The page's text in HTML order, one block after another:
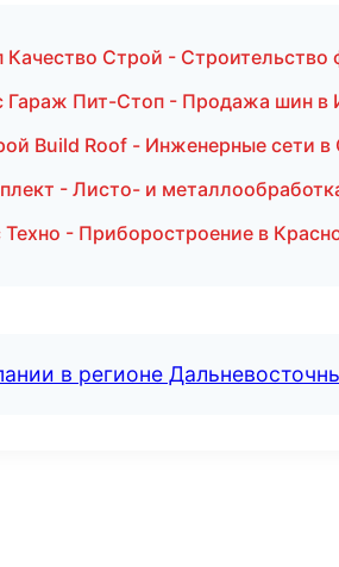
Качество Строй - Строительство
Гараж Пит-Стоп - Продажа шин в
Build Roof - Инженерные сети в
- Листо- и
- Приборостроение в
в регионе